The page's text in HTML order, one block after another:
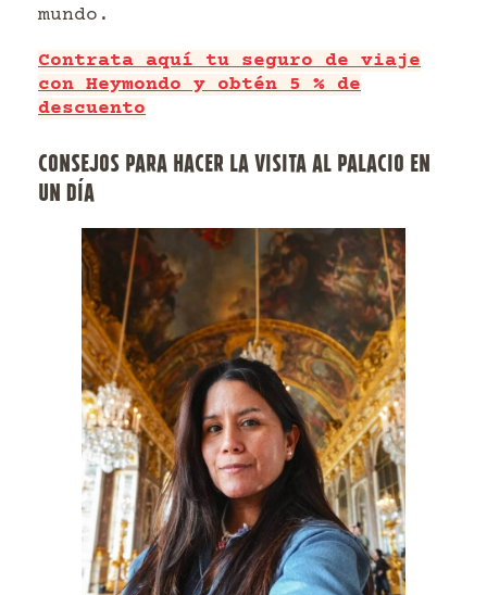
mundo.
Contrata aquí tu seguro de viaje
con Heymondo y obtén 5 % de
descuento
CONSEJOS PARA HACER LA VISITA AL PALACIO EN
UN DÍA